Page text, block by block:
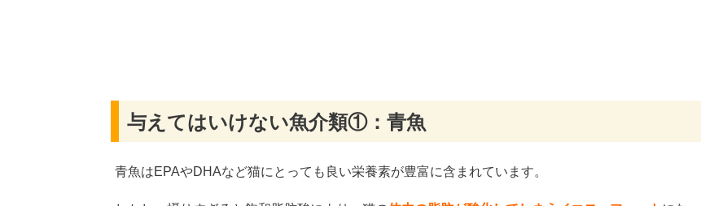
与えてはいけない魚介類①：青魚
青魚はEPAやDHAなど猫にとっても良い栄養素が豊富に含まれています。